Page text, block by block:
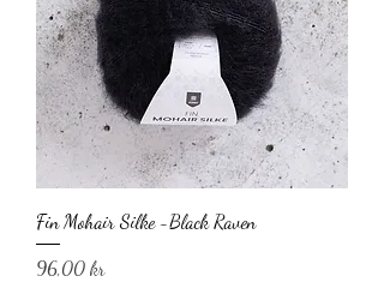
Fin Mohair Silke -Black Raven
Pris
96,00 kr